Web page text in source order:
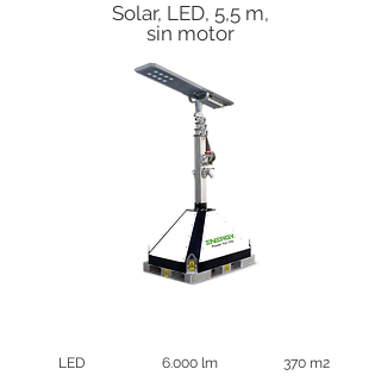
Solar, LED, 5,5 m,
sin motor
LED 6.000 lm 370 m2